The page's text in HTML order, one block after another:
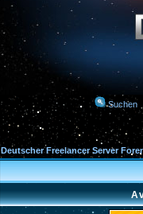
Suchen
Deutscher Freelancer Server